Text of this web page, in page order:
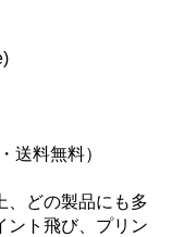
送料無料）
、どの製品にも多
ント飛び、プリン